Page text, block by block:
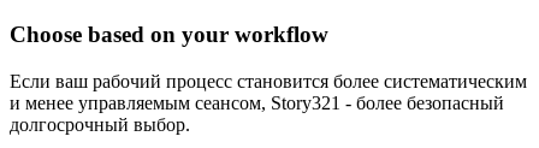
Choose based on your workflow
Если ваш рабочий процесс становится более систематическим
и менее управляемым сеансом, Story321 - более безопасный
долгосрочный выбор.